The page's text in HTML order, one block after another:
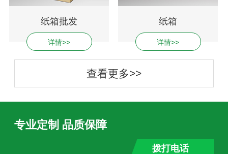
纸箱批发
详情>>
纸箱
详情>>
查看更多>>
专业定制 品质保障
拨打电话